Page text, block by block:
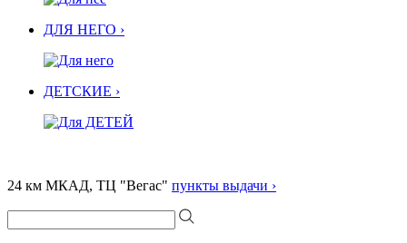
ДЛЯ НЕГО ›
ДЕТСКИЕ ›
24 км МКАД, ТЦ "Вегас" пункты выдачи ›